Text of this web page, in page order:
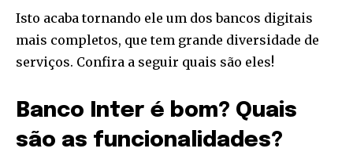
Isto acaba tornando ele um dos bancos digitais
mais completos, que tem grande diversidade de
serviços. Confira a seguir quais são eles!
Banco Inter é bom? Quais
são as funcionalidades?